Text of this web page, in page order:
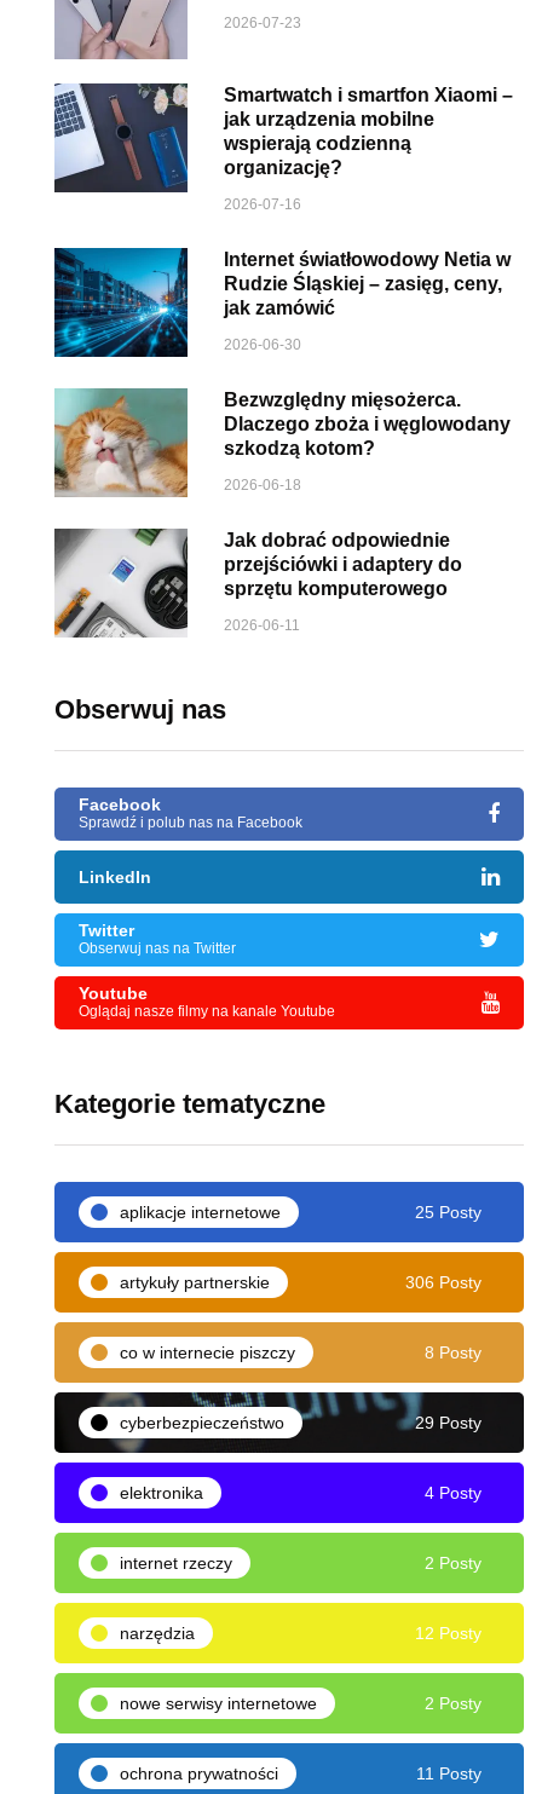
2026-07-23
Smartwatch i smartfon Xiaomi –
jak urządzenia mobilne
wspierają codzienną
organizację?
2026-07-16
Internet światłowodowy Netia w
Rudzie Śląskiej – zasięg, ceny,
jak zamówić
2026-06-30
Bezwzględny mięsożerca.
Dlaczego zboża i węglowodany
szkodzą kotom?
2026-06-18
Jak dobrać odpowiednie
przejściówki i adaptery do
sprzętu komputerowego
2026-06-11
Obserwuj nas
Facebook
Sprawdź i polub nas na Facebook
LinkedIn
Twitter
Obserwuj nas na Twitter
Youtube
Oglądaj nasze filmy na kanale Youtube
Kategorie tematyczne
aplikacje internetowe 25 Posty
artykuły partnerskie 306 Posty
co w internecie piszczy 8 Posty
cyberbezpieczeństwo 29 Posty
elektronika 4 Posty
internet rzeczy 2 Posty
narzędzia 12 Posty
nowe serwisy internetowe 2 Posty
ochrona prywatności 11 Posty